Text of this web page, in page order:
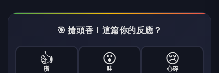
🎯 搶頭香！這篇你的反應？
👍
讚
😮
哇
😢
心碎